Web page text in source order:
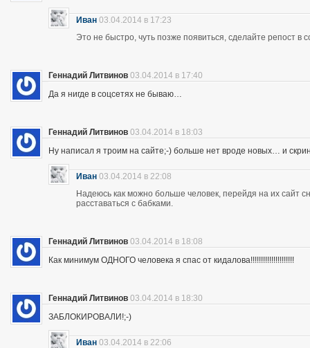
Иван 03.04.2014 в 17:23
Это не быстро, чуть позже появиться, сделайте репост в
Геннадий Литвинов 03.04.2014 в 17:40
Да я нигде в соцсетях не бываю…
Геннадий Литвинов 03.04.2014 в 18:03
Ну написал я троим на сайте;-) больше нет вроде новых… и
Иван 03.04.2014 в 22:08
Надеюсь как можно больше человек, перейдя на их сайт
расставаться с бабками.
Геннадий Литвинов 03.04.2014 в 18:08
Как минимум ОДНОГО человека я спас от кидалова!!!!!!!!!!!!!!!!!!!!!
Геннадий Литвинов 03.04.2014 в 18:30
ЗАБЛОКИРОВАЛИ!;-)
Иван 03.04.2014 в 22:06